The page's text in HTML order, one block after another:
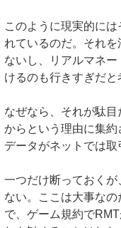
このように現実的に
れているのだ。それ
ないし、リアルマネ
けるのも行きすぎだと
なぜなら、それが駄
からという理由に集
データがネットでは取
一つだけ断っておく
ない。ここは大事な
で、ゲーム規約で